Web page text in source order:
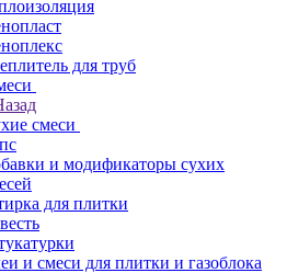
для труб
смеси
и модификаторы сухих
для плитки
и смеси для плитки и газоблока